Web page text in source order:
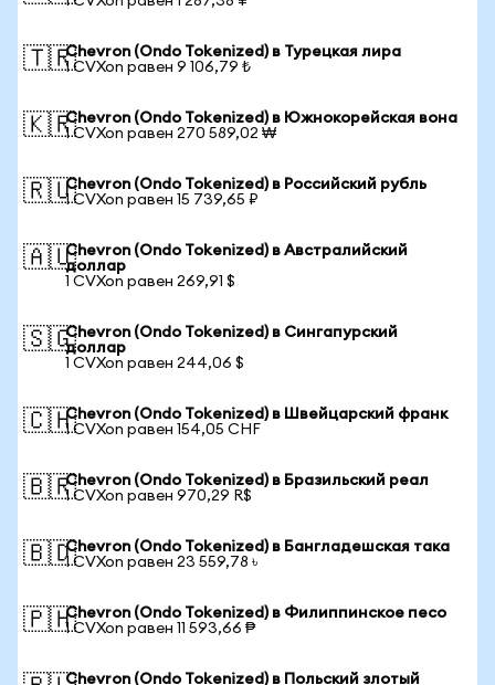
🇹🇷Chevron (Ondo Tokenized) в Турецкая лира
1 CVXon равен 9 106,79 ₺
🇰🇷Chevron (Ondo Tokenized) в Южнокорейская вона
1 CVXon равен 270 589,02 ₩
🇷🇺Chevron (Ondo Tokenized) в Российский рубль
1 CVXon равен 15 739,65 ₽
🇦🇺Chevron (Ondo Tokenized) в Австралийский
доллар
1 CVXon равен 269,91 $
🇸🇬Chevron (Ondo Tokenized) в Сингапурский
доллар
1 CVXon равен 244,06 $
🇨🇭Chevron (Ondo Tokenized) в Швейцарский франк
1 CVXon равен 154,05 CHF
🇧🇷Chevron (Ondo Tokenized) в Бразильский реал
1 CVXon равен 970,29 R$
🇧🇩Chevron (Ondo Tokenized) в Бангладешская така
1 CVXon равен 23 559,78 ৳
🇵🇭Chevron (Ondo Tokenized) в Филиппинское песо
1 CVXon равен 11 593,66 ₱
Chevron (Ondo Tokenized) в Польский злотый